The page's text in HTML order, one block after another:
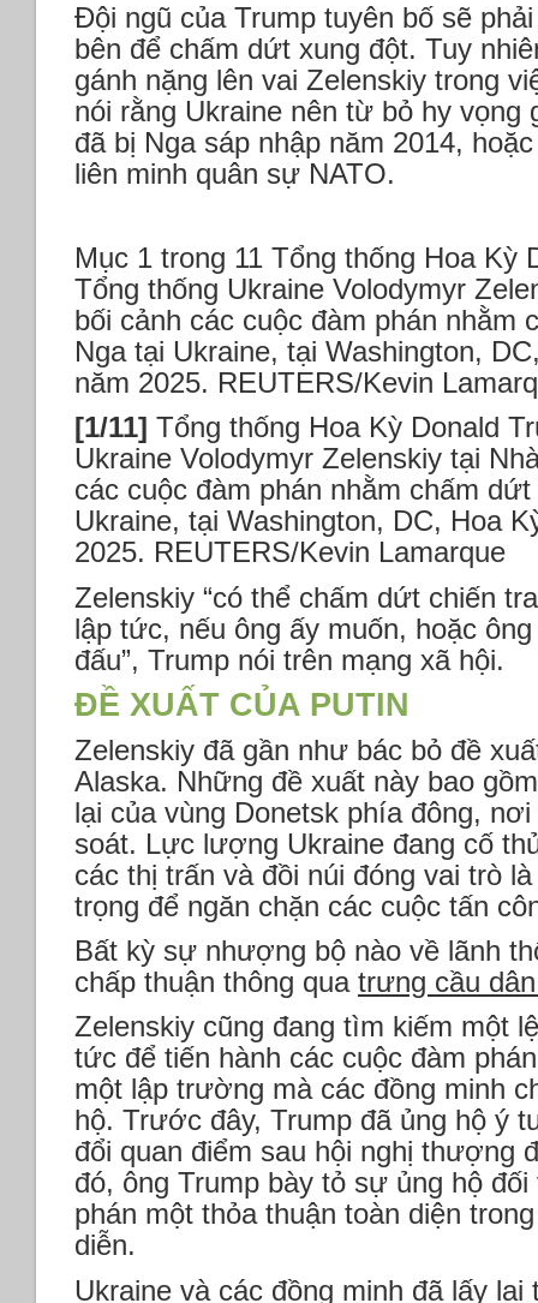
Đội ngũ của Trump tuyên bố sẽ
bên để chấm dứt xung đột. Tuy
gánh nặng lên vai Zelenskiy trong
nói rằng Ukraine nên từ bỏ hy vọng
đã bị Nga sáp nhập năm 2014,
liên minh quân sự NATO.
Mục 1 trong 11 Tổng thống Hoa Kỳ
Tổng thống Ukraine Volodymyr
bối cảnh các cuộc đàm phán nhằm
Nga tại Ukraine, tại Washington,
năm 2025. REUTERS/Kevin
[1/11] Tổng thống Hoa Kỳ Donald
Ukraine Volodymyr Zelenskiy tại
các cuộc đàm phán nhằm chấm
Ukraine, tại Washington, DC, Hoa
2025. REUTERS/Kevin Lamarque
Zelenskiy “có thể chấm dứt chiến
lập tức, nếu ông ấy muốn, hoặc
đấu”, Trump nói trên mạng xã hội.
ĐỀ XUẤT CỦA PUTIN
Zelenskiy đã gần như bác bỏ đề
Alaska. Những đề xuất này bao
lại của vùng Donetsk phía đông,
soát. Lực lượng Ukraine đang cố
các thị trấn và đồi núi đóng vai trò
trọng để ngăn chặn các cuộc tấn
Bất kỳ sự nhượng bộ nào về lãnh
chấp thuận thông qua trưng cầu
Zelenskiy cũng đang tìm kiếm một
tức để tiến hành các cuộc đàm
một lập trường mà các đồng minh
hộ. Trước đây, Trump đã ủng hộ ý
đổi quan điểm sau hội nghị thượng
đó, ông Trump bày tỏ sự ủng hộ
phán một thỏa thuận toàn diện
diễn.
Ukraine và các đồng minh đã lấy